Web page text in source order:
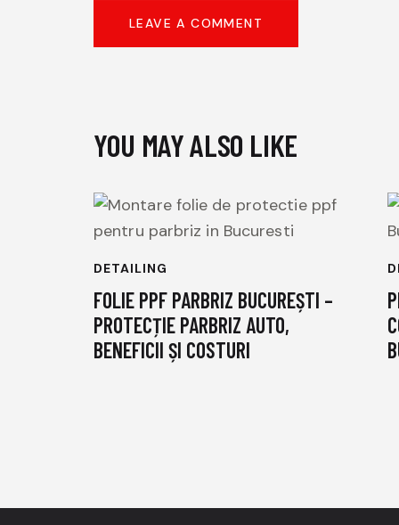
YOU MAY ALSO LIKE
DETAILING
FOLIE PPF PARBRIZ BUCUREȘTI –
PROTECȚIE PARBRIZ AUTO,
BENEFICII ȘI COSTURI